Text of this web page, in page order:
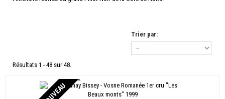
Trier par:
Résultats 1 - 48 sur 48.